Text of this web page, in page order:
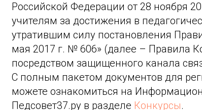
Российской Федерации от 28 ноября
учителям за достижения в
утратившим силу постановления
мая 2017 г. № 606» (далее – Правила
посредством защищенного канала
С полным пакетом документов для
можете ознакомиться на
Педсовет37.ру в разделе Конкурсы.